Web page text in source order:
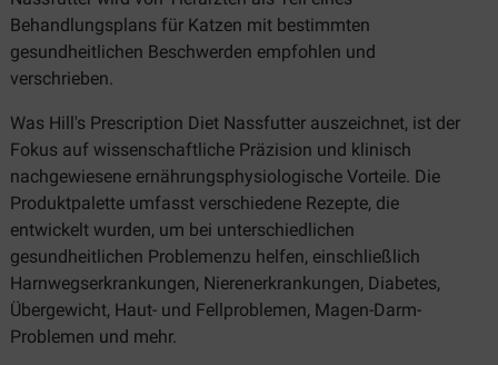
Behandlungsplans für Katzen mit bestimmten
gesundheitlichen Beschwerden empfohlen und
verschrieben.
Was Hill's Prescription Diet Nassfutter auszeichnet, ist der
Fokus auf wissenschaftliche Präzision und klinisch
nachgewiesene ernährungsphysiologische Vorteile. Die
Produktpalette umfasst verschiedene Rezepte, die
entwickelt wurden, um bei unterschiedlichen
gesundheitlichen Problemenzu helfen, einschließlich
Harnwegserkrankungen, Nierenerkrankungen, Diabetes,
Übergewicht, Haut- und Fellproblemen, Magen-Darm-
Problemen und mehr.